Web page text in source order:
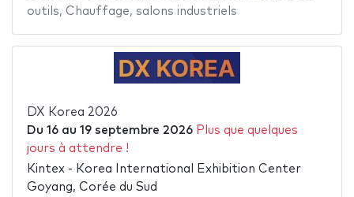
outils, Chauffage, salons industriels
DX Korea 2026
Du 16au 19 septembre 2026 Plus que quelques
jours à attendre !
Kintex - Korea International Exhibition Center
Goyang, Corée du Sud